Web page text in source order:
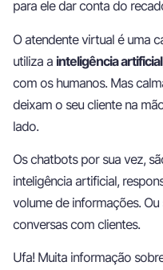
para ele dar conta do
O atendente virtual é uma
utiliza a inteligência artificial
com os humanos. Mas
deixam o seu cliente na
lado.
Os chatbots por sua vez,
inteligência artificial,
volume de informações.
conversas com clientes.
Ufa! Muita informação